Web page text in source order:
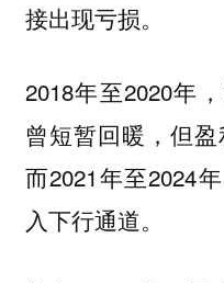
接出现亏损。
2018年至2020年
曾短暂回暖，但盈
而2021年至2024
入下行通道。